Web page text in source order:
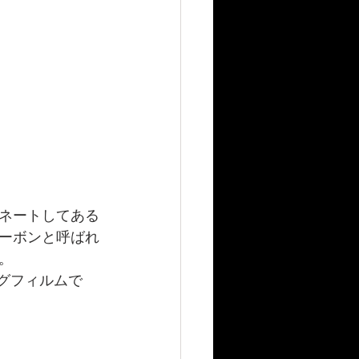
ートしてある
ボンと呼ばれ
フィルムで